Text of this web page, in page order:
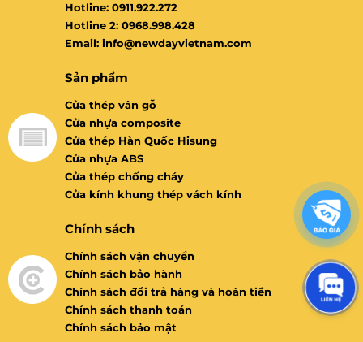
Hotline: 0911.922.272
Hotline 2: 0968.998.428
Email: info@newdayvietnam.com
Sản phẩm
Cửa thép vân gỗ
Cửa nhựa composite
Cửa thép Hàn Quốc Hisung
Cửa nhựa ABS
Cửa thép chống cháy
Cửa kính khung thép vách kính
Chính sách
Chính sách vận chuyển
Chính sách bảo hành
Chính sách đổi trả hàng và hoàn tiền
Chính sách thanh toán
Chính sách bảo mật